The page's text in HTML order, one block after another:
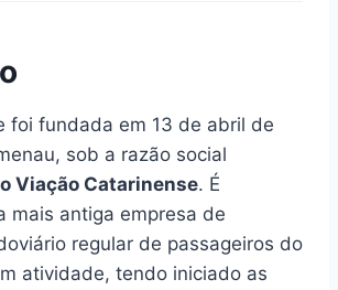
foi fundada em 13 de abril de
sob a razão social
Viação Catarinense. É
mais antiga empresa de
regular de passageiros do
atividade, tendo iniciado as